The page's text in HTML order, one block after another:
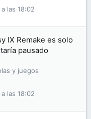
a las 18:02
IX Remake es solo
pausado
y juegos
a las 18:02